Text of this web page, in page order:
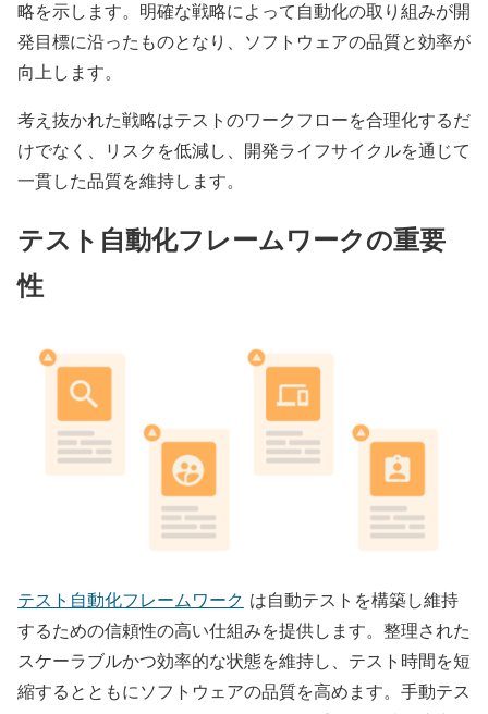
略を示します。明確な戦略によって自動化の取り組みが開
発目標に沿ったものとなり、ソフトウェアの品質と効率が
向上します。
考え抜かれた戦略はテストのワークフローを合理化するだ
けでなく、リスクを低減し、開発ライフサイクルを通じて
一貫した品質を維持します。
テスト自動化フレームワークの重要
性
テスト自動化フレームワーク は自動テストを構築し維持
するための信頼性の高い仕組みを提供します。整理された
スケーラブルかつ効率的な状態を維持し、テスト時間を短
縮するとともにソフトウェアの品質を高めます。手動テス